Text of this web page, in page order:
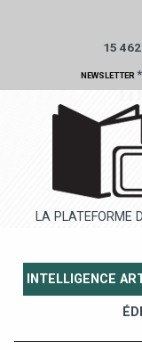
15
NEWSLETTER *
LA PLATEFORME
INTELLIGENCE